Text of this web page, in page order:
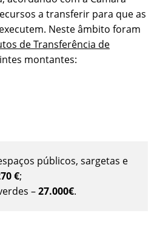
a transferir para que as
Neste âmbito foram
de Transferência de
montantes:
públicos, sargetas e
€;
–27.000€.